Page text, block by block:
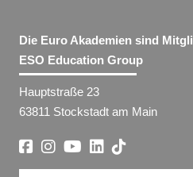
Die Euro Akademien sind
ESO Education Group
Hauptstraße 23
63811 Stockstadt am Main